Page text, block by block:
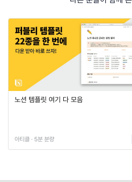
노션 템플릿 여기 다 모음
아티클 · 5분 분량